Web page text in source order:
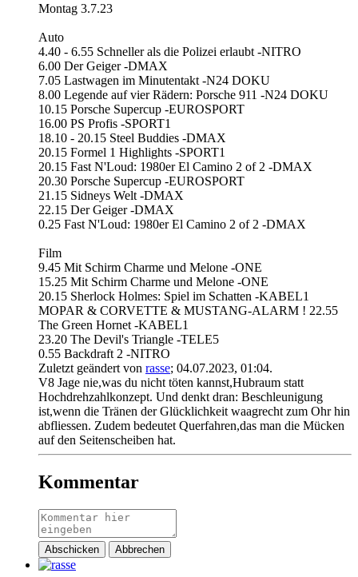
Montag 3.7.23
Auto
4.40 - 6.55 Schneller als die Polizei erlaubt -NITRO
6.00 Der Geiger -DMAX
7.05 Lastwagen im Minutentakt -N24 DOKU
8.00 Legende auf vier Rädern: Porsche 911 -N24 DOKU
10.15 Porsche Supercup -EUROSPORT
16.00 PS Profis -SPORT1
18.10 - 20.15 Steel Buddies -DMAX
20.15 Formel 1 Highlights -SPORT1
20.15 Fast N'Loud: 1980er El Camino 2 of 2 -DMAX
20.30 Porsche Supercup -EUROSPORT
21.15 Sidneys Welt -DMAX
22.15 Der Geiger -DMAX
0.25 Fast N'Loud: 1980er El Camino 2 of 2 -DMAX
Film
9.45 Mit Schirm Charme und Melone -ONE
15.25 Mit Schirm Charme und Melone -ONE
20.15 Sherlock Holmes: Spiel im Schatten -KABEL1
MOPAR & CORVETTE & MUSTANG-ALARM ! 22.55
The Green Hornet -KABEL1
23.20 The Devil's Triangle -TELE5
0.55 Backdraft 2 -NITRO
Zuletzt geändert von rasse; 04.07.2023, 01:04.
V8 Jage nie,was du nicht töten kannst,Hubraum statt
Hochdrehzahlkonzept. Und denkt dran: Beschleunigung
ist,wenn die Tränen der Glücklichkeit waagrecht zum Ohr hin
abfliessen. Zudem bedeutet Querfahren,das man die Mücken
auf den Seitenscheiben hat.
Kommentar
Abschicken Abbrechen